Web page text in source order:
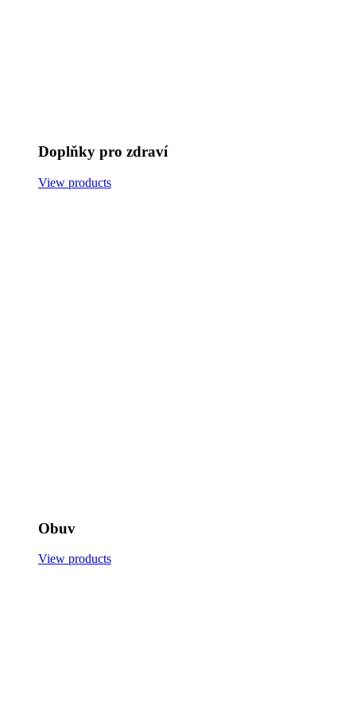
Doplňky pro zdraví
View products
Obuv
View products